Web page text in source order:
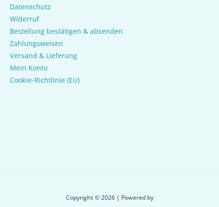
Datenschutz
Widerruf
Bestellung bestätigen & absenden
Zahlungsweisen
Versand & Lieferung
Mein Konto
Cookie-Richtlinie (EU)
Copyright © 2026 | Powered by